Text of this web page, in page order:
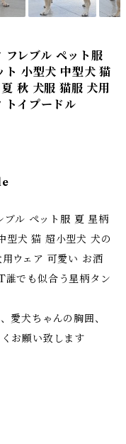
フレブル ペット服
ト 小型犬 中型犬 猫
秋 犬服 猫服 犬用
トイプードル
ブル ペット服 夏 星柄
型犬 猫 超小型犬 犬の
ウェア 可愛い お洒
でも似合う星柄タン
愛犬ちゃんの胸囲、
お願い致します